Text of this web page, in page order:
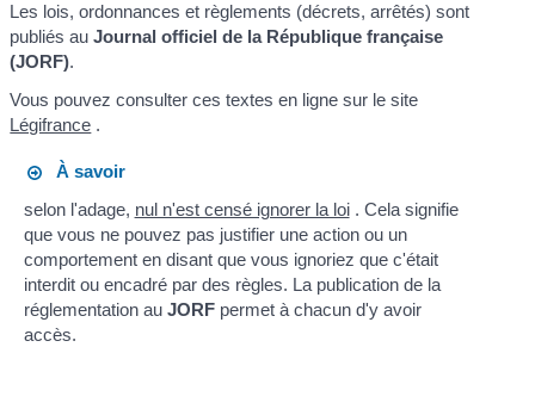
Les lois, ordonnances et règlements (décrets, arrêtés) sont
publiés auJournal officiel de la République française
(JORF).
Vous pouvez consulter ces textes en ligne sur le site
Légifrance .
À savoir
selon l'adage, nul n'est censé ignorer la loi . Cela signifie
que vous ne pouvez pas justifier une action ou un
comportement en disant que vous ignoriez que c'était
interdit ou encadré par des règles. La publication de la
réglementation au JORFpermet à chacun d'y avoir
accès.